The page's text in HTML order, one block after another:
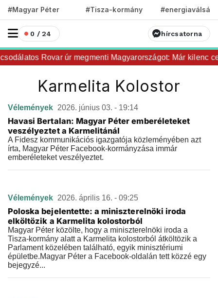
#Magyar Péter #Tisza-kormány #energiaválság
0 / 24 hírcsatorna
Rovar úr megmenti Magyarországot: Már kilenc
Karmelita Kolostor
Vélemények 2026. június 03. - 19:14
Havasi Bertalan: Magyar Péter emberéleteket
veszélyeztet a Karmelitánál
A Fidesz kommunikációs igazgatója közleményében azt
írta, Magyar Péter Facebook-kormányzása immár
emberéleteket veszélyeztet.
Vélemények 2026. április 16. - 09:25
Poloska bejelentette: a miniszterelnöki iroda
elköltözik a Karmelita kolostorból
Magyar Péter közölte, hogy a miniszterelnöki iroda a
Tisza-kormány alatt a Karmelita kolostorból átköltözik a
Parlament közelében található, egyik minisztériumi
épületbe.Magyar Péter a Facebook-oldalán tett közzé egy
bejegyzé...